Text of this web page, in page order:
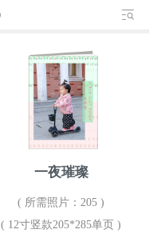
一夜璀璨
( 所需照片：205 )
( 12寸竖款205*285单页 )